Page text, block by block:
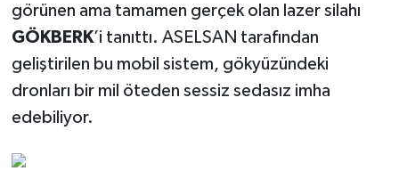
görünen ama tamamen gerçek olan lazer silahı
GÖKBERK’i tanıttı. ASELSAN tarafından
geliştirilen bu mobil sistem, gökyüzündeki
dronları bir mil öteden sessiz sedasız imha
edebiliyor.